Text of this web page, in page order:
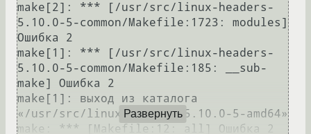
make[2]: *** [/usr/src/linux-headers-
5.10.0-5-common/Makefile:1723: modules]
Ошибка 2
make[1]: *** [/usr/src/linux-headers-
5.10.0-5-common/Makefile:185: __sub-
make] Ошибка 2
make[1]: выход из каталога
«/usr/src/linux-headers-5.10.0-5-amd64»
Развернуть